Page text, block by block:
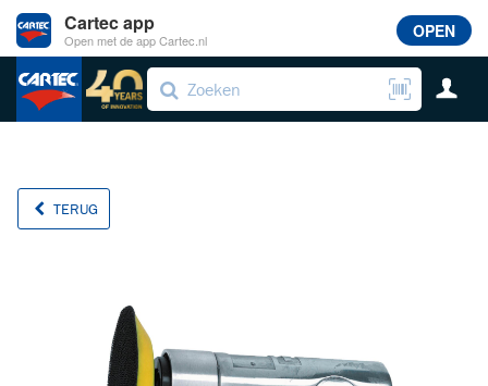
TERUG
Cartec app
Open met de app Cartec.nl OPEN